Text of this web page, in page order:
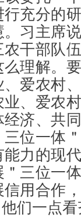
充分的
习主席
干部队
理解。
爱农村
、爱农
济、共
位一体
力的现
三位一
用合作
们一点